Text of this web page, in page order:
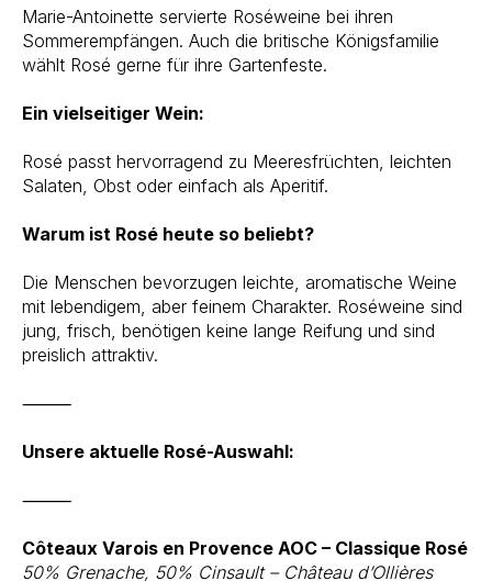
Marie-Antoinette servierte Roséweine bei ihren
Sommerempfängen. Auch die britische Königsfamilie
wählt Rosé gerne für ihre Gartenfeste.
Ein vielseitiger Wein:
Rosé passt hervorragend zu Meeresfrüchten, leichten
Salaten, Obst oder einfach als Aperitif.
Warum ist Rosé heute so beliebt?
Die Menschen bevorzugen leichte, aromatische Weine
mit lebendigem, aber feinem Charakter. Roséweine sind
jung, frisch, benötigen keine lange Reifung und sind
preislich attraktiv.
⸻
Unsere aktuelle Rosé-Auswahl:
⸻
Côteaux Varois en Provence AOC – Classique Rosé
50% Grenache, 50% Cinsault – Château d’Ollières